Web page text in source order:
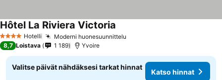
4 Tähtiluokitus
Hotelli Moderni huonesuunnittelu
Hôtel La Riviera Victoria
8,7 Loistava 1 189 Yvoire
Valitse päivät nähdäksesi tarkat hinnat
Katso hinnat